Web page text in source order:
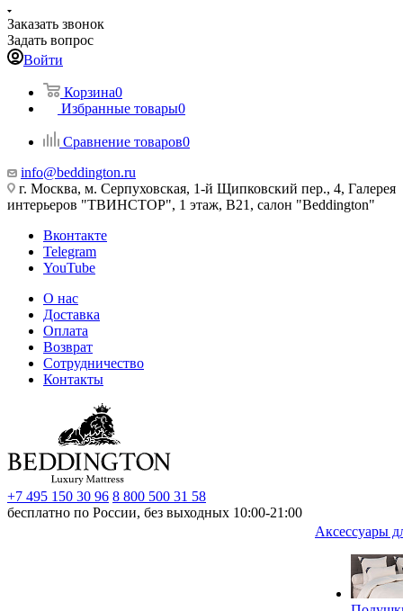
Заказать звонок
Задать вопрос
Войти
Корзина0
Избранные товары0
Сравнение товаров0
info@beddington.ru
г. Москва, м. Серпуховская, 1-й Щипковский пер., 4, Галерея
интерьеров "ТВИНСТОР", 1 этаж, B21, салон "Beddington"
Вконтакте
Telegram
YouTube
О нас
Доставка
Оплата
Возврат
Сотрудничество
Контакты
+7 495 150 30 96 8 800 500 31 58
бесплатно по России, без выходных 10:00-21:00
Аксессуары